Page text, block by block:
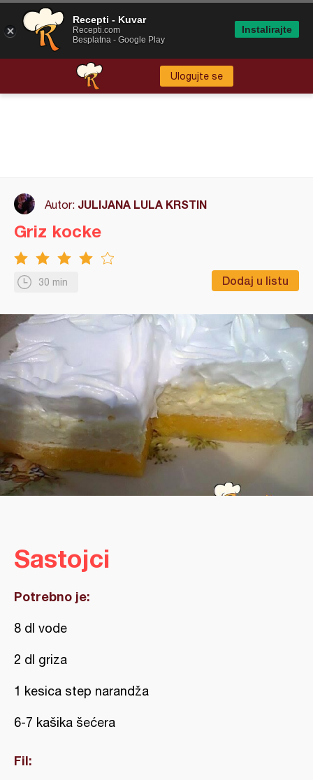
Ulogujte se
Autor: JULIJANA LULA KRSTIN
30 min Dodaj u listu
Griz kocke
Sastojci
Potrebno je:
8 dl vode
2 dl griza
1 kesica step narandža
6-7 kašika šećera
Fil:
Recepti - Kuvar
Recepti.com
Besplatna - Google Play
Instalirajte